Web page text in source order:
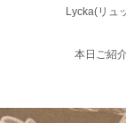
Lycka(リュ
本日ご紹